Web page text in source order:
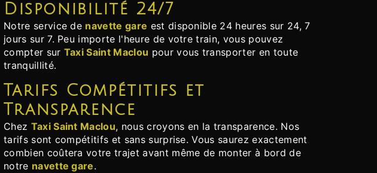
Disponibilité 24/7
Notre service de navette gare est disponible 24 heures sur 24, 7
jours sur 7. Peu importe l'heure de votre train, vous pouvez
compter sur Taxi Saint Maclou pour vous transporter en toute
tranquillité.
Transparence
Chez Taxi Saint Maclou, nous croyons en la transparence. Nos
tarifs sont compétitifs et sans surprise. Vous saurez exactement
combien coûtera votre trajet avant même de monter à bord de
notre navette gare.